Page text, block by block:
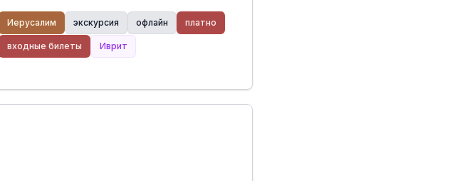
Иерусалим экскурсия офлайн платно
входные билеты Иврит